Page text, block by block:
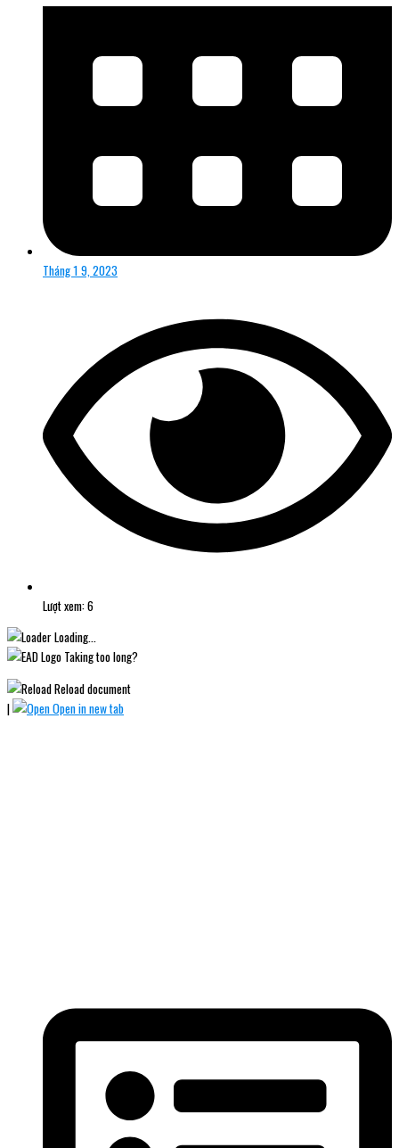
Tháng 1 9, 2023
Lượt xem: 6
Loading...
Taking too long?
Reload document
|
Open in new tab